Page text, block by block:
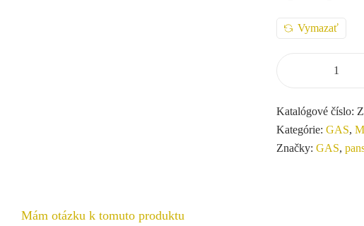
Vymazať
Katalógové číslo:
Kategórie: GAS,
Značky: GAS,
Mám otázku k tomuto produktu